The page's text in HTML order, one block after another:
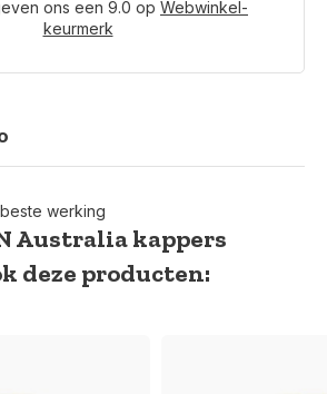
ons een 9.0 op Webwinkel-
keurmerk
werking
Australia kappers
deze producten: